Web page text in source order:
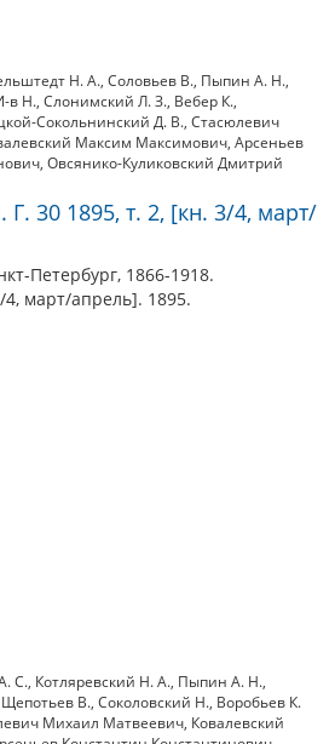
Н. А., Соловьев В., Пыпин А. Н.,
в Н., Слонимский Л. З., Вебер К.,
Сокольнинский Д. В., Стасюлевич
Максим Максимович, Арсеньев
, Овсянико-Куликовский Дмитрий
Г. 30 1895, т. 2, [кн. 3/4, март/
Петербург, 1866-1918.
4, март/апрель]. 1895.
С., Котляревский Н. А., Пыпин А. Н.,
Щепотьев В., Соколовский Н., Воробьев К.
Михаил Матвеевич, Ковалевский